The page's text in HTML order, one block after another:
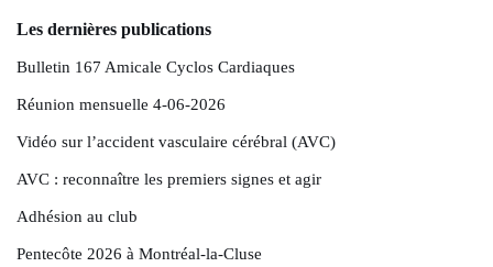
Les dernières publications
Bulletin 167 Amicale Cyclos Cardiaques
Réunion mensuelle 4-06-2026
Vidéo sur l’accident vasculaire cérébral (AVC)
AVC : reconnaître les premiers signes et agir
Adhésion au club
Pentecôte 2026 à Montréal-la-Cluse